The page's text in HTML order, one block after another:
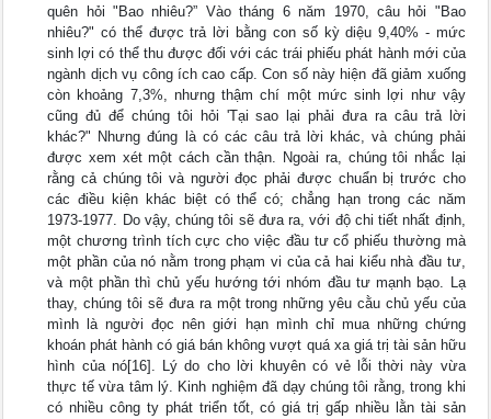
quên hỏi "Bao nhiêu?” Vào tháng 6 năm 1970, câu hỏi "Bao
nhiêu?" có thể được trả lời bằng con số kỳ diệu 9,40% - mức
sinh lợi có thể thu được đối với các trái phiếu phát hành mới của
ngành dịch vụ công ích cao cấp. Con số này hiện đã giảm xuống
còn khoảng 7,3%, nhưng thậm chí một mức sinh lợi như vậy
cũng đủ để chúng tôi hỏi 'Tại sao lại phải đưa ra câu trả lời
khác?" Nhưng đúng là có các câu trả lời khác, và chúng phải
được xem xét một cách cần thận. Ngoài ra, chúng tôi nhắc lại
rằng cả chúng tôi và người đọc phải được chuẩn bị trước cho
các điều kiện khác biệt có thể có; chẳng hạn trong các năm
1973-1977. Do vậy, chúng tôi sẽ đưa ra, với độ chi tiết nhất định,
một chương trình tích cực cho việc đầu tư cổ phiếu thường mà
một phần của nó nằm trong phạm vi của cả hai kiểu nhà đầu tư,
và một phần thì chủ yếu hướng tới nhóm đầu tư mạnh bạo. Lạ
thay, chúng tôi sẽ đưa ra một trong những yêu cằu chủ yếu của
mình là người đọc nên giới hạn mình chỉ mua những chứng
khoán phát hành có giá bán không vượt quá xa giá trị tài sản hữu
hình của nó[16]. Lý do cho lời khuyên có vẻ lỗi thời này vừa
thực tế vừa tâm lý. Kinh nghiệm đã dạy chúng tôi rằng, trong khi
có nhiều công ty phát triển tốt, có giá trị gấp nhiều lằn tài sản